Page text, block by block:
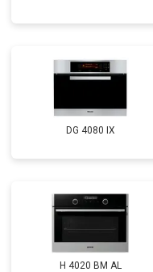
DG 4080 IX
H 4020 BM AL